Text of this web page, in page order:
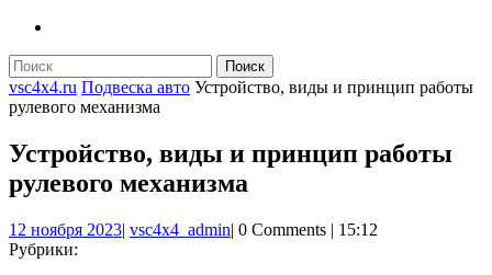
КНОПКА
Найти:
vsc4x4.ru Подвеска авто Устройство, виды и принцип работы
рулевого механизма
Устройство, виды и принцип работы
рулевого механизма
12 ноября 202312
| vsc4x4_adminvsc4x4_admin
| 0 Comments | 15:12
Рубрики: